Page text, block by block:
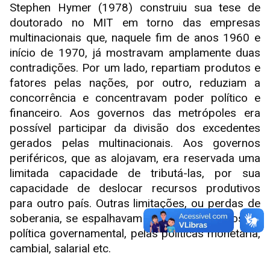
Stephen Hymer (1978) construiu sua tese de
doutorado no MIT em torno das empresas
multinacionais que, naquele fim de anos 1960 e
início de 1970, já mostravam amplamente duas
contradições. Por um lado, repartiam produtos e
fatores pelas nações, por outro, reduziam a
concorrência e concentravam poder político e
financeiro. Aos governos das metrópoles era
possível participar da divisão dos excedentes
gerados pelas multinacionais. Aos governos
periféricos, que as alojavam, era reservada uma
limitada capacidade de tributá-las, por sua
capacidade de deslocar recursos produtivos
para outro país. Outras limitações, ou perdas de
soberania, se espalhavam pelos instrumentos de
política governamental, pelas políticas monetária,
cambial, salarial etc.